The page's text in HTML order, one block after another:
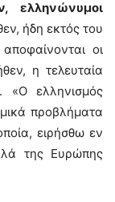
ελληνώνυμοι
ήδη εκτός του
οι
η τελευταία
«Ο ελληνισμός
προβλήματα
ειρήσθω εν
της Ευρώπης